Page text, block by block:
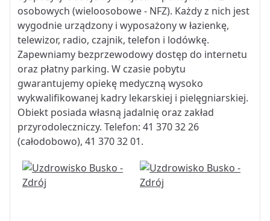
osobowych (wieloosobowe - NFZ). Każdy z nich jest
wygodnie urządzony i wyposażony w łazienkę,
telewizor, radio, czajnik, telefon i lodówkę.
Zapewniamy bezprzewodowy dostęp do internetu
oraz płatny parking. W czasie pobytu
gwarantujemy opiekę medyczną wysoko
wykwalifikowanej kadry lekarskiej i pielęgniarskiej.
Obiekt posiada własną jadalnię oraz zakład
przyrodoleczniczy. Telefon: 41 370 32 26
(całodobowo), 41 370 32 01.